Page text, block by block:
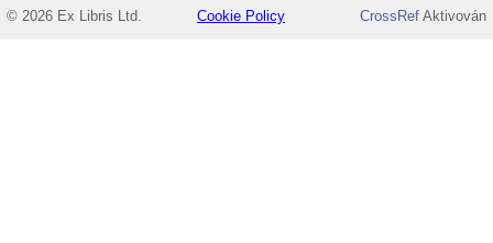
© 2026 Ex Libris Ltd. Cookie Policy CrossRefAktivován